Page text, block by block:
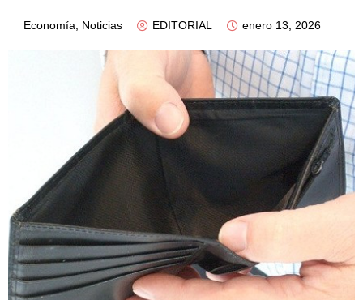
Economía, Noticias EDITORIAL enero 13, 2026